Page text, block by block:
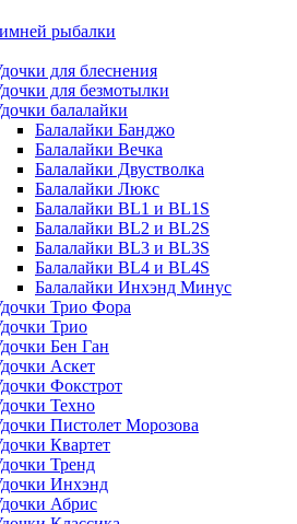
рыбалки
для блеснения
для безмотылки
балалайки
Балалайки Банджо
Балалайки Вечка
Балалайки Двустволка
Балалайки Люкс
Балалайки BL1 и BL1S
Балалайки BL2 и BL2S
Балалайки BL3 и BL3S
Балалайки BL4 и BL4S
Балалайки Инхэнд Минус
Трио Фора
Трио
Бен Ган
Аскет
Фокстрот
Техно
Пистолет Морозова
Квартет
Тренд
Инхэнд
Абрис